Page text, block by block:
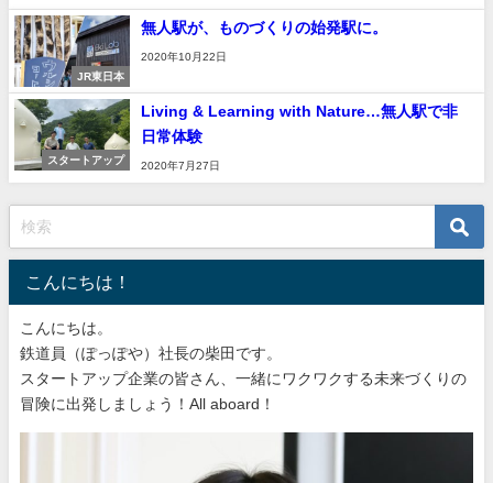
JR東日本
無人駅が、ものづくりの始発駅に。
2020年10月22日
スタートアップ
Living & Learning with Nature…無人駅で非
日常体験
2020年7月27日
こんにちは！
こんにちは。
鉄道員（ぽっぽや）社長の柴田です。
スタートアップ企業の皆さん、一緒にワクワクする未来づくりの
冒険に出発しましょう！All aboard！